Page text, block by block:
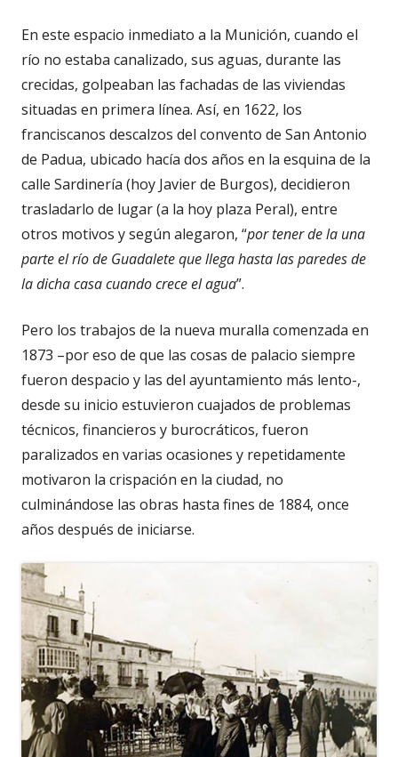
En este espacio inmediato a la Munición, cuando el
río no estaba canalizado, sus aguas, durante las
crecidas, golpeaban las fachadas de las viviendas
situadas en primera línea. Así, en 1622, los
franciscanos descalzos del convento de San Antonio
de Padua, ubicado hacía dos años en la esquina de la
calle Sardinería (hoy Javier de Burgos), decidieron
trasladarlo de lugar (a la hoy plaza Peral), entre
otros motivos y según alegaron, “por tener de la una
parte el río de Guadalete que llega hasta las paredes de
la dicha casa cuando crece el agua”.
Pero los trabajos de la nueva muralla comenzada en
1873 –por eso de que las cosas de palacio siempre
fueron despacio y las del ayuntamiento más lento-,
desde su inicio estuvieron cuajados de problemas
técnicos, financieros y burocráticos, fueron
paralizados en varias ocasiones y repetidamente
motivaron la crispación en la ciudad, no
culminándose las obras hasta fines de 1884, once
años después de iniciarse.